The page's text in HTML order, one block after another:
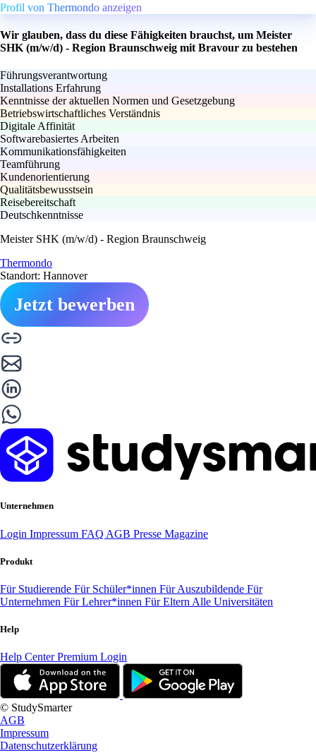
Profil von Thermondo anzeigen
Wir glauben, dass du diese Fähigkeiten brauchst, um Meister
SHK (m/w/d) - Region Braunschweig mit Bravour zu bestehen
Führungsverantwortung
Installations Erfahrung
Kenntnisse der aktuellen Normen und Gesetzgebung
Betriebswirtschaftliches Verständnis
Digitale Affinität
Softwarebasiertes Arbeiten
Kommunikationsfähigkeiten
Teamführung
Kundenorientierung
Qualitätsbewusstsein
Reisebereitschaft
Deutschkenntnisse
Meister SHK (m/w/d) - Region Braunschweig
Thermondo
Standort: Hannover
Jetzt bewerben
Unternehmen
Login Impressum FAQ AGB Presse Magazine
Produkt
Für Studierende Für Schüler*innen Für Auszubildende Für
Unternehmen Für Lehrer*innen Für Eltern Alle Universitäten
Help
Help CenterPremium Login
© StudySmarter
AGB
Impressum
Datenschutzerklärung